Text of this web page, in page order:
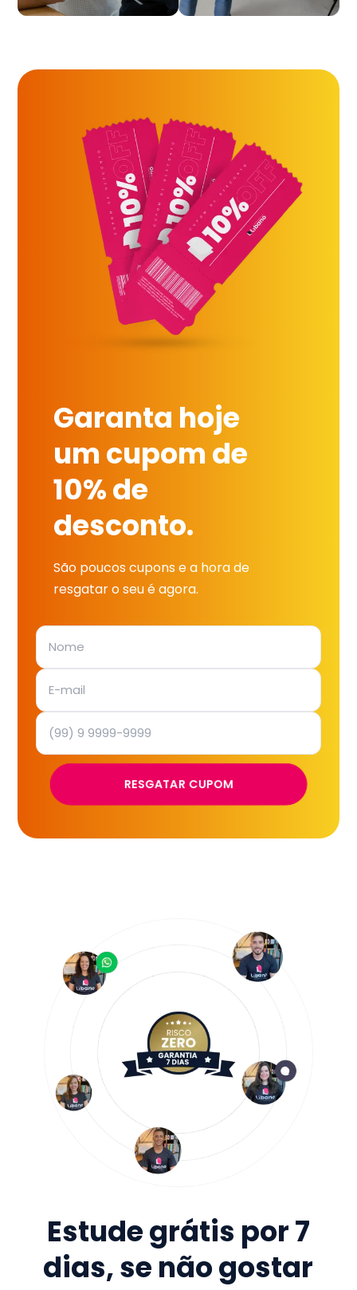
Garanta hoje
um cupom de
10% de
desconto.
São poucos cupons e a hora de
resgatar o seu é agora.
RESGATAR CUPOM
Estude grátis por 7
dias, se não gostar